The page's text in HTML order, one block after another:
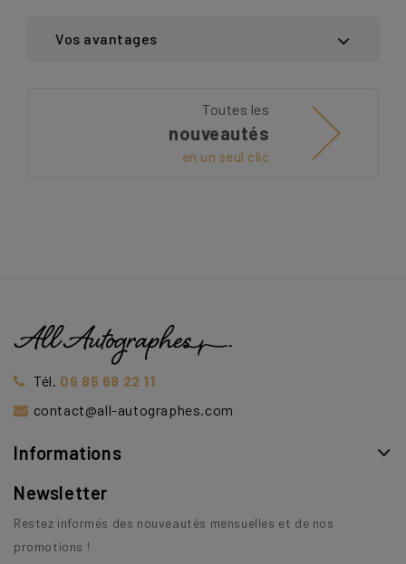
Vos avantages
Toutes les
nouveautés
en un seul clic
Tél. 06 85 68 22 11
contact@all-autographes.com
Informations
Newsletter
Restez informés des nouveautés mensuelles et de nos
promotions !